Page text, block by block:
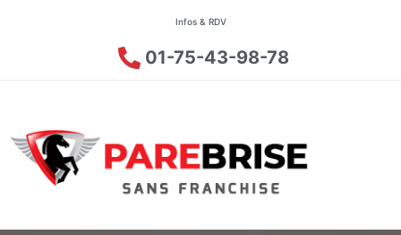
Infos & RDV
01-75-43-98-78